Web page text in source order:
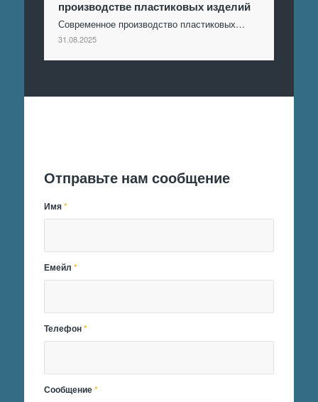
производстве пластиковых изделий
Современное производство пластиковых…
31.08.2025
Отправьте нам сообщение
Имя*
Емейл*
Телефон*
Сообщение*